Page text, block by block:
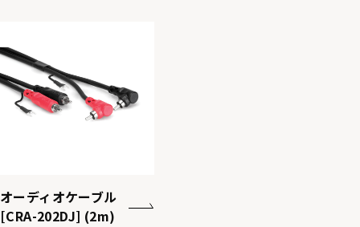
オーディオケーブル
[CRA-202DJ] (2m)